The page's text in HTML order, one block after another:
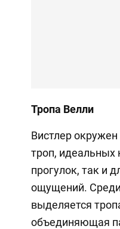
Тропа Велли
Вистлер
троп, идеальных
прогулок, так и
ощущений.
выделяется
объединяющая